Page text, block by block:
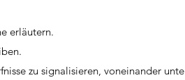
erläutern.
zu signalisieren, voneinander